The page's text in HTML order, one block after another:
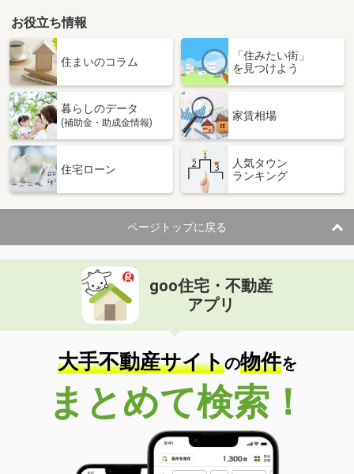
お役立ち情報
住まいのコラム
「住みたい街」
を見つけよう
暮らしのデータ
(補助金・助成金情報)
家賃相場
住宅ローン
人気タウン
ランキング
ページトップに戻る
goo住宅・不動産
アプリ
大手不動産サイトの物件を
まとめて検索！